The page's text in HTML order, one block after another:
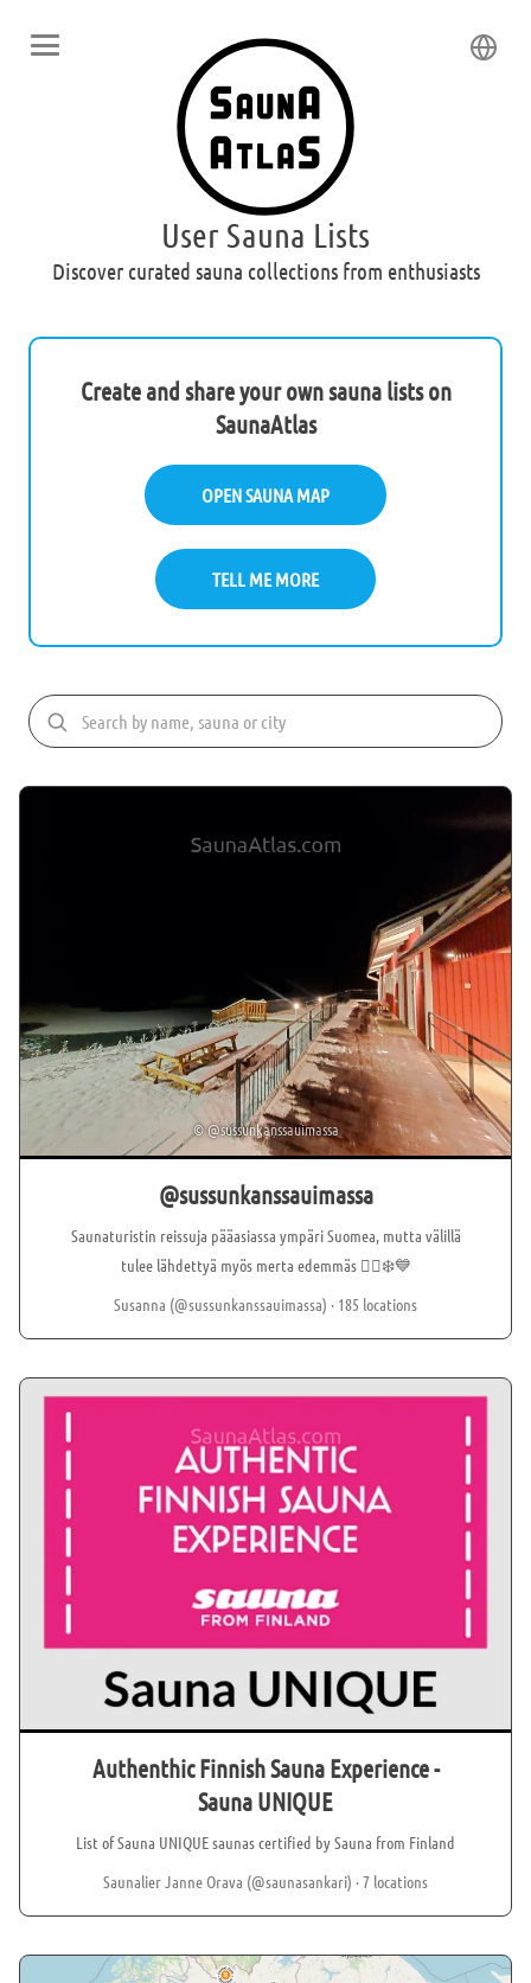
User Sauna Lists
Discover curated sauna collections from enthusiasts
Create and share your own sauna lists on
SaunaAtlas
OPEN SAUNA MAP
TELL ME MORE
©@sussunkanssauimassa
@sussunkanssauimassa
Saunaturistin reissuja pääasiassa ympäri Suomea, mutta välillä
tulee lähdettyä myös merta edemmäs 🏊‍♀️❄️💙
Susanna (@sussunkanssauimassa) · 185 locations
Authenthic Finnish Sauna Experience -
Sauna UNIQUE
List of Sauna UNIQUE saunas certified by Sauna from Finland
Saunalier Janne Orava (@saunasankari) · 7 locations